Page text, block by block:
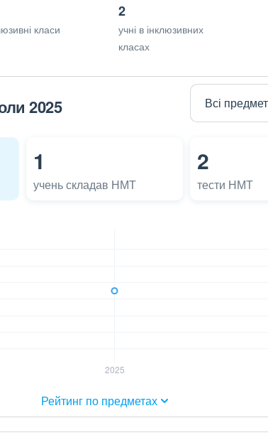
класи
2
учні в інклюзивних
класах
2025
1
учень складав НМТ
2
тести НМТ
Рейтинг по предметах